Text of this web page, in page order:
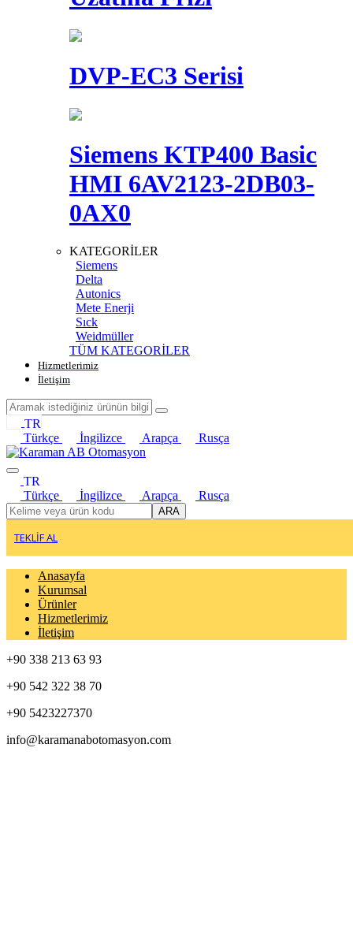
DVP-EC3 Serisi
Siemens KTP400 Basic
HMI 6AV2123-2DB03-
0AX0
KATEGORİLER
Siemens
Delta
Autonics
Mete Enerji
Sıck
Weidmüller
TÜM KATEGORİLER
Hizmetlerimiz
İletişim
TR
Türkçe
İngilizce Arapça Rusça
TR
Türkçe
İngilizce Arapça Rusça
ARA
TEKLİF AL
Anasayfa
Kurumsal
Ürünler
Hizmetlerimiz
İletişim
+90 338 213 63 93
+90 542 322 38 70
+90 5423227370
info@karamanabotomasyon.com